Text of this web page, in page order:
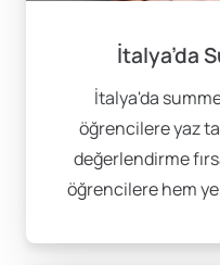
İtalya’da
İtalya'da
öğrencilere yaz
değerlendirme
öğrencilere hem